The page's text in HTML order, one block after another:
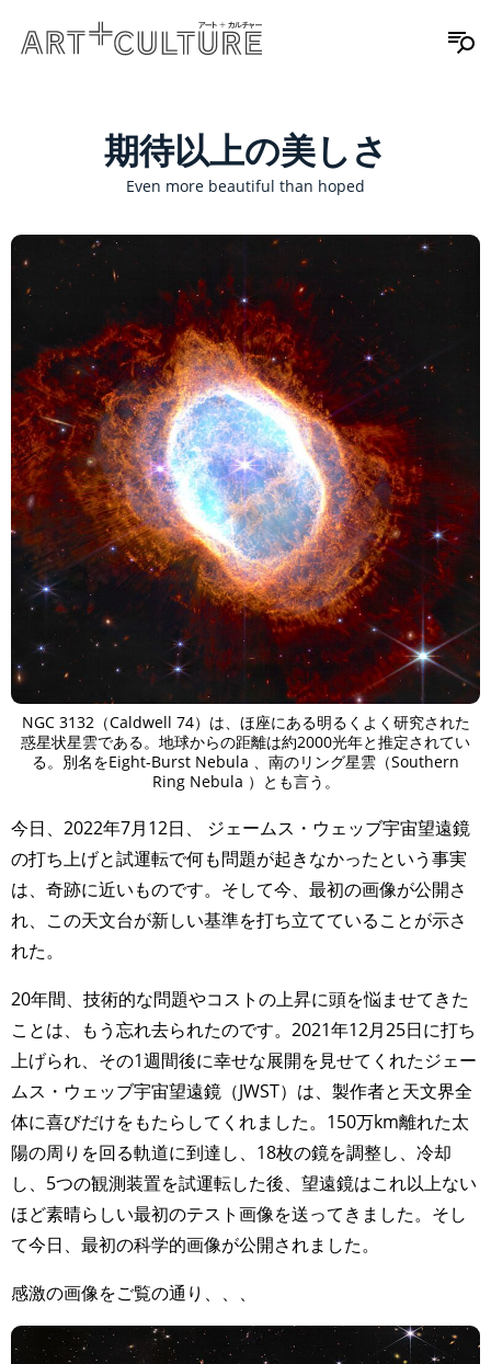
期待以上の美しさ
Even more beautiful than hoped
NGC 3132（Caldwell 74）は、ほ座にある明るくよく研究された
惑星状星雲である。地球からの距離は約2000光年と推定されてい
る。別名をEight-Burst Nebula 、南のリング星雲（Southern
Ring Nebula ）とも言う。
今日、2022年7月12日、 ジェームス・ウェッブ宇宙望遠鏡
の打ち上げと試運転で何も問題が起きなかったという事実
は、奇跡に近いものです。そして今、最初の画像が公開さ
れ、この天文台が新しい基準を打ち立てていることが示さ
れた。
20年間、技術的な問題やコストの上昇に頭を悩ませてきた
ことは、もう忘れ去られたのです。2021年12月25日に打ち
上げられ、その1週間後に幸せな展開を見せてくれたジェー
ムス・ウェッブ宇宙望遠鏡（JWST）は、製作者と天文界全
体に喜びだけをもたらしてくれました。150万km離れた太
陽の周りを回る軌道に到達し、18枚の鏡を調整し、冷却
し、5つの観測装置を試運転した後、望遠鏡はこれ以上ない
ほど素晴らしい最初のテスト画像を送ってきました。そし
て今日、最初の科学的画像が公開されました。
感激の画像をご覧の通り、、、